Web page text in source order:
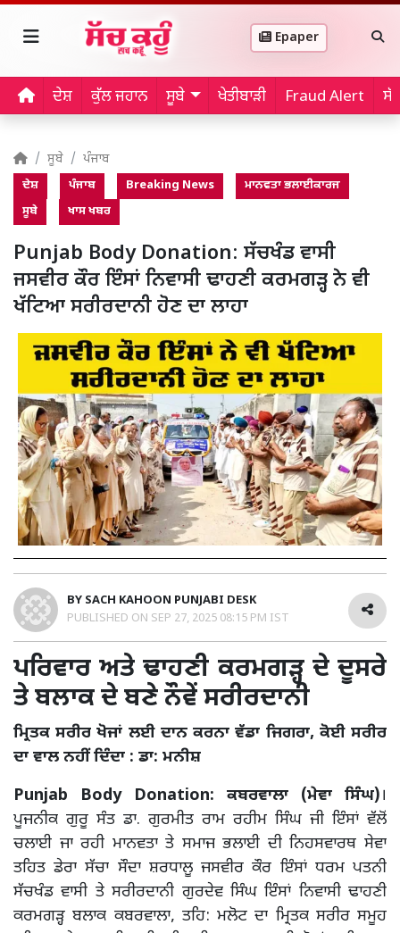
Epaper
ਦੇਸ਼ ਕੁੱਲ ਜਹਾਨ ਸੂਬੇ ਖੇਤੀਬਾੜੀ Fraud Alert
ਸੂਬੇ ਪੰਜਾਬ
ਦੇਸ਼ ਪੰਜਾਬ Breaking News
ਮਾਨਵਤਾ ਭਲਾਈਕਾਰਜ
ਸੂਬੇ
ਖਾਸ ਖਬਰ
Punjab Body Donation: ਸੱਚਖੰਡ ਵਾਸੀ
ਜਸਵੀਰ ਕੌਰ ਇੰਸਾਂ ਨਿਵਾਸੀ ਢਾਹਣੀ ਕਰਮਗੜ੍ਹ ਨੇ ਵੀ
ਖੱਟਿਆ ਸਰੀਰਦਾਨੀ ਹੋਣ ਦਾ ਲਾਹਾ
BY SACH KAHOON PUNJABI DESK
PUBLISHED ON SEP 27, 2025 08:15 PM IST
ਪਰਿਵਾਰ ਅਤੇ ਢਾਹਣੀ ਕਰਮਗੜ੍ਹ ਦੇ ਦੂਸਰੇ
ਤੇ ਬਲਾਕ ਦੇ ਬਣੇ ਨੌਵੇਂ ਸਰੀਰਦਾਨੀ
ਮ੍ਰਿਤਕ ਸਰੀਰ ਖੋਜਾਂ ਲਈ ਦਾਨ ਕਰਨਾ ਵੱਡਾ ਜਿਗਰਾ, ਕੋਈ ਸਰੀਰ
ਦਾ ਵਾਲ ਨਹੀਂ ਦਿੰਦਾ : ਡਾ: ਮਨੀਸ਼
Punjab Body Donation: ਕਬਰਵਾਲਾ (ਮੇਵਾ ਸਿੰਘ)।
ਪੂਜਨੀਕ ਗੁਰੂ ਸੰਤ ਡਾ. ਗੁਰਮੀਤ ਰਾਮ ਰਹੀਮ ਸਿੰਘ ਜੀ ਇੰਸਾਂ ਵੱਲੋਂ
ਚਲਾਈ ਜਾ ਰਹੀ ਮਾਨਵਤਾ ਤੇ ਸਮਾਜ ਭਲਾਈ ਦੀ ਨਿਹਸਵਾਰਥ ਸੇਵਾ
ਤਹਿਤ ਡੇਰਾ ਸੱਚਾ ਸੌਦਾ ਸ਼ਰਧਾਲੂ ਜਸਵੀਰ ਕੌਰ ਇੰਸਾਂ ਧਰਮ ਪਤਨੀ
ਸੱਚਖੰਡ ਵਾਸੀ ਤੇ ਸਰੀਰਦਾਨੀ ਗੁਰਦੇਵ ਸਿੰਘ ਇੰਸਾਂ ਨਿਵਾਸੀ ਢਾਹਣੀ
ਕਰਮਗੜ੍ਹ ਬਲਾਕ ਕਬਰਵਾਲਾ, ਤਹਿ: ਮਲੋਟ ਦਾ ਮ੍ਰਿਤਕ ਸਰੀਰ ਸਮੂਹ